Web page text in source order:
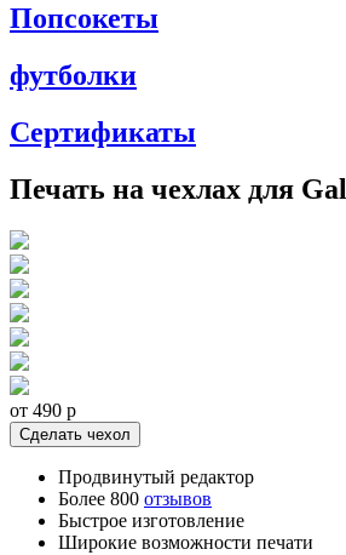
Попсокеты
футболки
Сертификаты
Печать на чехлах для
от 490 p
Сделать чехол
Продвинутый редактор
Более 800 отзывов
Быстрое изготовление
Широкие возможности печати